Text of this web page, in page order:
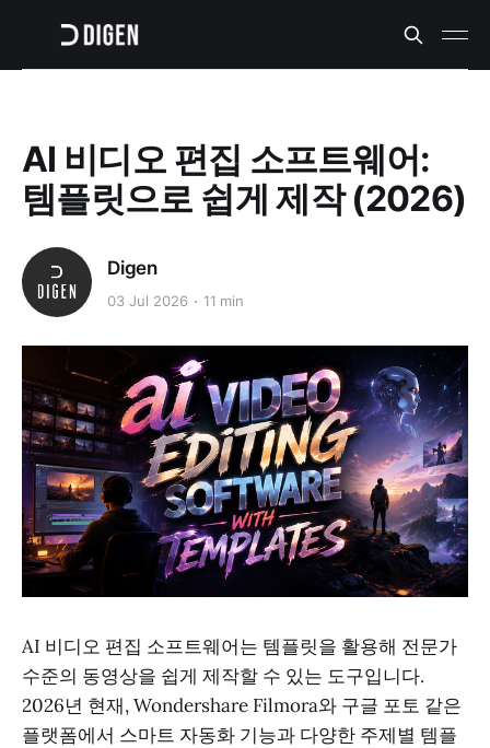
AI 비디오 편집 소프트웨어:
템플릿으로 쉽게 제작 (2026)
Digen
03 Jul 2026 11 min
AI 비디오 편집 소프트웨어는 템플릿을 활용해 전문가
수준의 동영상을 쉽게 제작할 수 있는 도구입니다.
2026년 현재, Wondershare Filmora와 구글 포토 같은
플랫폼에서 스마트 자동화 기능과 다양한 주제별 템플